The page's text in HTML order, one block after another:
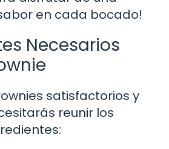
en cada bocado!
Necesarios
satisfactorios y
reunir los